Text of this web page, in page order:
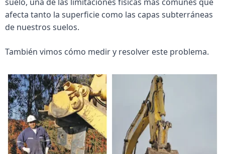
suelo, una de las limitaciones físicas más comunes que
afecta tanto la superficie como las capas subterráneas
de nuestros suelos.
También vimos cómo medir y resolver este problema.